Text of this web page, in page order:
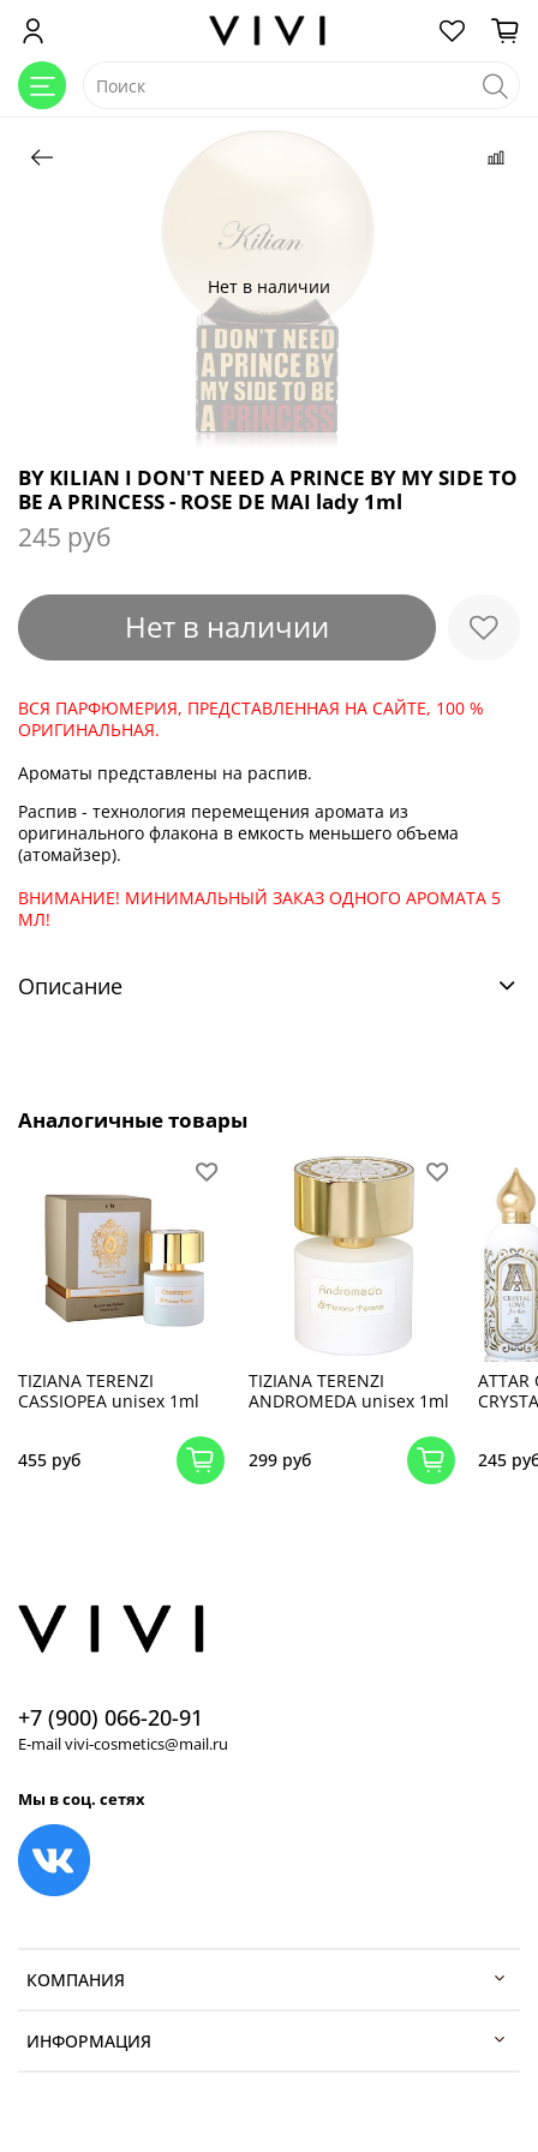
Нет в наличии
BY KILIAN I DON'T NEED A PRINCE BY MY SIDE TO
BE A PRINCESS - ROSE DE MAI lady 1ml
245 руб
Нет в наличии
ВСЯ ПАРФЮМЕРИЯ, ПРЕДСТАВЛЕННАЯ НА САЙТЕ, 100 %
ОРИГИНАЛЬНАЯ.
Ароматы представлены на распив.
Распив - технология перемещения аромата из
оригинального флакона в емкость меньшего объема
(атомайзер).
ВНИМАНИЕ! МИНИМАЛЬНЫЙ ЗАКАЗ ОДНОГО АРОМАТА 5
МЛ!
Описание
Аналогичные товары
TIZIANA TERENZI
CASSIOPEA unisex 1ml
455 руб
TIZIANA TERENZI
ANDROMEDA unisex 1ml
299 руб
ATTAR
245
КОМПАНИЯ
ИНФОРМАЦИЯ
+7 (900) 066-20-91
E-mail vivi-cosmetics@mail.ru
Мы в соц. сетях